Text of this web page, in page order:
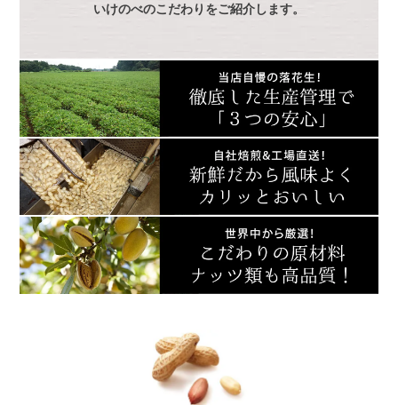
いけのべのこだわりをご紹介します。